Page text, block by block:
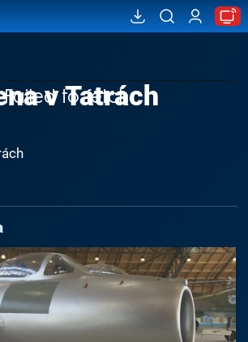
Failed to fetch
v Tatrách